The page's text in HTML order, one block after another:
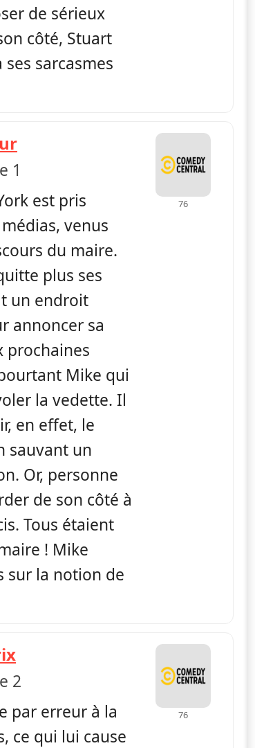
de sérieux
côté, Stuart
sarcasmes
— Spin City
1
est pris
venus
du maire.
plus ses
un endroit
annoncer sa
prochaines
Mike qui
la vedette. Il
en effet, le
sauvant un
Or, personne
de son côté à
Tous étaient
! Mike
sur la notion de
76
— Spin City
2
par erreur à la
ce qui lui cause
76